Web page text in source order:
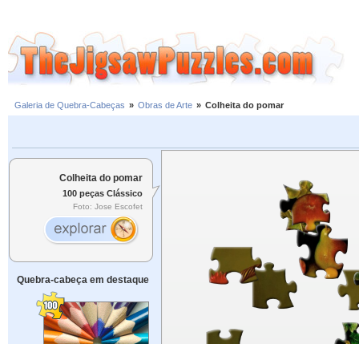
Galeria de Quebra-Cabeças » Obras de Arte » Colheita do pomar
Colheita do pomar
100 peças Clássico
Foto: Jose Escofet
Quebra-cabeça em destaque